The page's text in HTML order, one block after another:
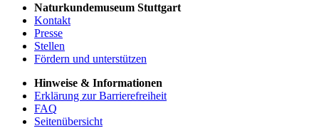
Naturkundemuseum Stuttgart
Kontakt
Presse
Stellen
Fördern und unterstützen
Hinweise & Informationen
Erklärung zur Barrierefreiheit
FAQ
Seitenübersicht